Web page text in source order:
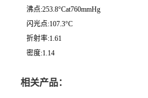
沸点:253.8°Cat760mmHg
闪光点:107.3°C
折射率:1.61
密度:1.14
相关产品：